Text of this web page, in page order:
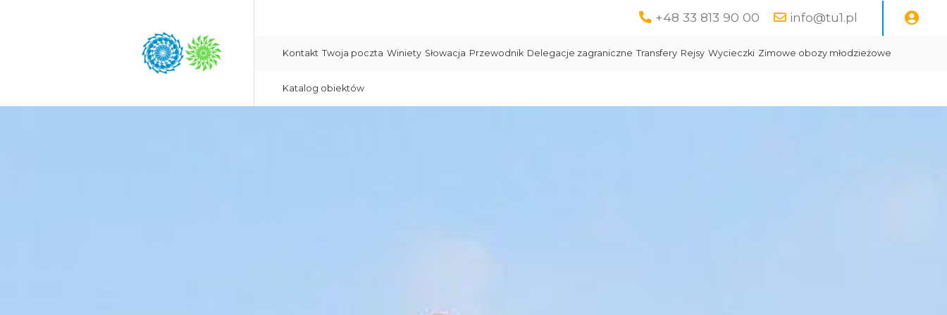
+48 33 813 90 00 info@tu1.pl
Kontakt Twoja poczta Winiety Słowacja Przewodnik Delegacje zagraniczne Transfery Rejsy Wycieczki Zimowe obozy młodzieżowe
Katalog obiektów